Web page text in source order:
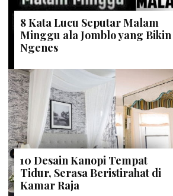
8 Kata Lucu Seputar Malam
Minggu ala Jomblo yang Bikin
Ngenes
10 Desain Kanopi Tempat
Tidur, Serasa Beristirahat di
Kamar Raja